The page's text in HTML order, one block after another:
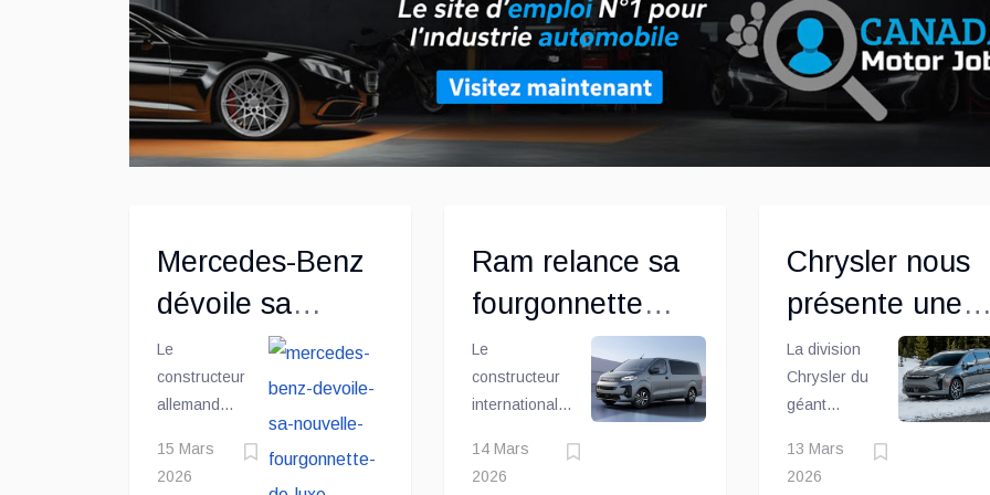
fortes.
Hammer »
auprès du
bureau
américain des
brevets
Mercedes-Benz
dévoile sa
nouvelle
fourgonnette de
Le
constructeur
allemand
Benz vient
d’annoncer
15 Mars
2026
Ram relance sa
fourgonnette
ProMaster City
Le
constructeur
international
de dévoiler la
version
14 Mars
2026
Chrysler nous
présente une
Pacifica
La division
Chrysler du
géant
Stellantis
vient de
13 Mars
2026